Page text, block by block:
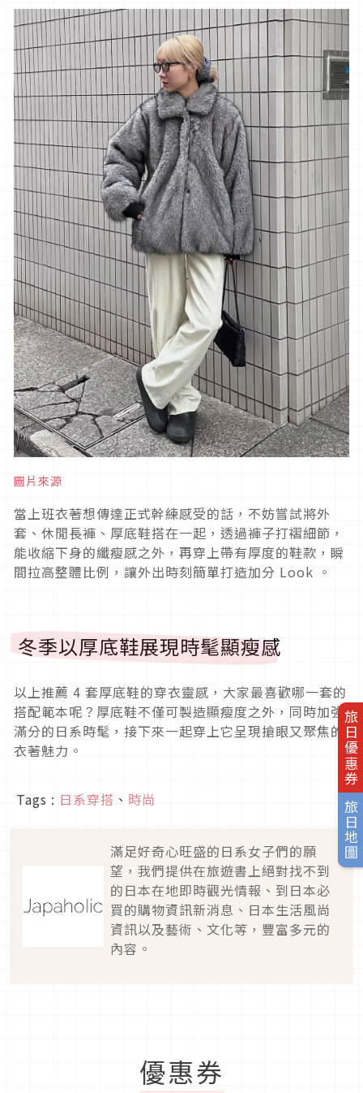
旅日優惠券
旅日地圖
圖片來源
當上班衣著想傳達正式幹練感受的話，不妨嘗試將外
套、休閒長褲、厚底鞋搭在一起，透過褲子打褶細節，
能收縮下身的纖瘦感之外，再穿上帶有厚度的鞋款，瞬
間拉高整體比例，讓外出時刻簡單打造加分 Look 。
冬季以厚底鞋展現時髦顯瘦感
以上推薦 4 套厚底鞋的穿衣靈感，大家最喜歡哪一套的
搭配範本呢？厚底鞋不僅可製造顯瘦度之外，同時加強
滿分的日系時髦，接下來一起穿上它呈現搶眼又聚焦的
衣著魅力。
Tags : 日系穿搭 、 時尚
滿足好奇心旺盛的日系女子們的願
望，我們提供在旅遊書上絕對找不到
的日本在地即時觀光情報、到日本必
買的購物資訊新消息、日本生活風尚
資訊以及藝術、文化等，豐富多元的
內容。
優惠券